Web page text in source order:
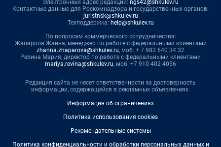
Электронный адрес редакции: ngs42@shkulev.ru
Контактные данные для Роскомнадзора и государственных органов:
juristnsk@shkulev.ru
Техподдержка: help@shkulev.ru
По вопросам коммерческого сотрудничества:
Жапарова Жанна, менеджер по работе с федеральными клиентами
zhanna.zhaparova@shkulev.ru, моб. + 7 982 640 34 32
Ревина Мария, директор по работе с федеральными клиентами
mariya.revina@shkulev.ru, моб. +7 910 402 4056
Редакция сайта не несет ответственности за достоверность
информации, содержащейся в рекламных объявлениях.
Информация об ограничениях
Политика использования cookies
Рекомендательные системы
Политика конфиденциальности и обработки персональных данных и